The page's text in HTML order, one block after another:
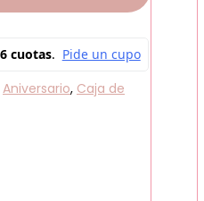
Aniversario, Caja de